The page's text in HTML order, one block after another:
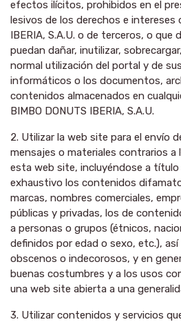
efectos ilícitos, prohibidos en el
lesivos de los derechos e intereses
IBERIA, S.A.U. o de terceros, o que
puedan dañar, inutilizar,
normal utilización del portal y de
informáticos o los documentos,
contenidos almacenados en
BIMBO DONUTS IBERIA, S.A.U.
2. Utilizar la web site para el envío
mensajes o materiales contrarios a
esta web site, incluyéndose a
exhaustivo los contenidos
marcas, nombres comerciales,
públicas y privadas, los de
a personas o grupos (étnicos,
definidos por edad o sexo, etc.),
obscenos o indecorosos, y en
buenas costumbres y a los usos
una web site abierta a una
3. Utilizar contenidos y servicios